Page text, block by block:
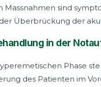
Massnahmen sind
Überbrückung der
in der
Phase
des Patienten im